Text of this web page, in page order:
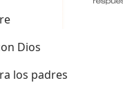
Dios
los padres